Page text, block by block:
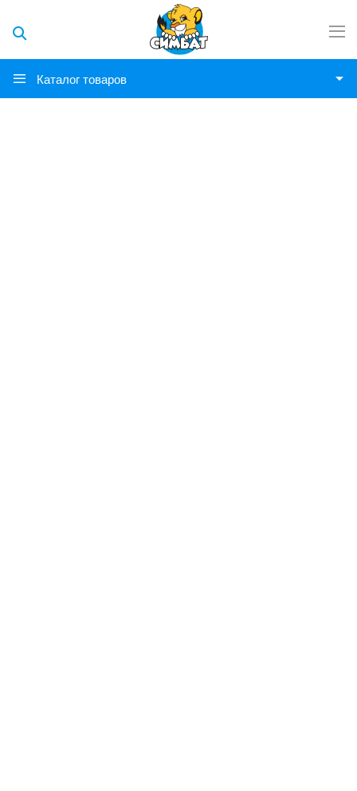
Каталог товаров